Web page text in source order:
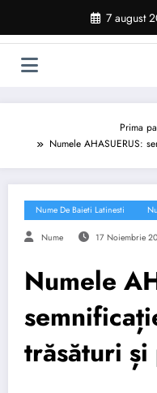
conținut
7 august
Prima
Numele AHASUERUS:
Nume De Baieti Latinesti
Nume 17 Noiembrie
Numele
trăsături